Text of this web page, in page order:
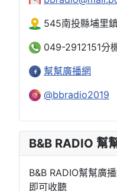
545南投縣埔里
049-2912151分
幫幫廣播網
@bbradio2019
B&B RADIO 幫
B&B RADIO幫幫廣
即可收聽